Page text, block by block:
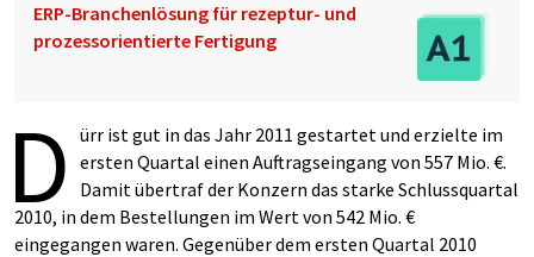
ERP-Branchenlösung für rezeptur- und
prozessorientierte Fertigung
D ürr ist gut in das Jahr 2011 gestartet und erzielte im
ersten Quartal einen Auftragseingang von 557 Mio. €.
Damit übertraf der Konzern das starke Schlussquartal
2010, in dem Bestellungen im Wert von 542 Mio. €
eingegangen waren. Gegenüber dem ersten Quartal 2010